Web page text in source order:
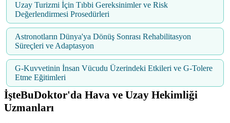
Uzay Turizmi İçin Tıbbi Gereksinimler ve Risk
Değerlendirmesi Prosedürleri
Astronotların Dünya'ya Dönüş Sonrası Rehabilitasyon
Süreçleri ve Adaptasyon
G-Kuvvetinin İnsan Vücudu Üzerindeki Etkileri ve G-Tolere
Etme Eğitimleri
İşteBuDoktor'da Hava ve Uzay Hekimliği
Uzmanları